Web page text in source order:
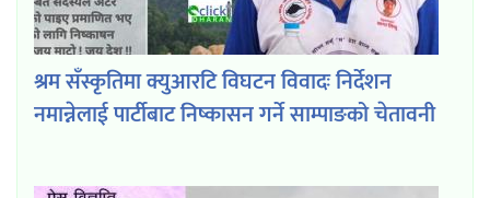
श्रम सँस्कृतिमा क्युआरटि विघटन विवादः निर्देशन
नमान्नेलाई पार्टीबाट निष्कासन गर्ने साम्पाङको चेतावनी